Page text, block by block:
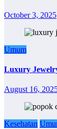
October 3, 2025
Umum
Luxury
August 16,
Kesehatan